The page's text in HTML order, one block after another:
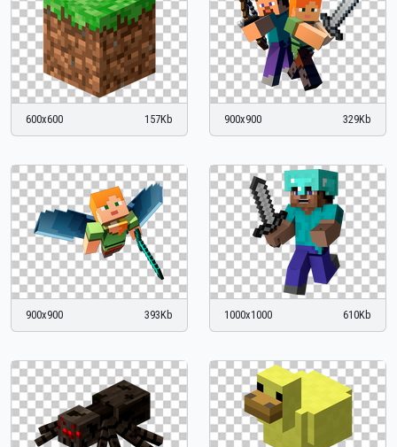
600x600 157Kb 900x900 329Kb
900x900 393Kb 1000x1000 610Kb